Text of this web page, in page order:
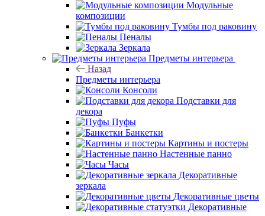
Модульные
композиции
Тумбы под раковину
Пеналы
Зеркала
Предметы интерьера
Назад
Предметы интерьера
Консоли
Подставки для
декора
Пуфы
Банкетки
Картины и постеры
Настенные панно
Часы
Декоративные
зеркала
Декоративные цветы
Декоративные